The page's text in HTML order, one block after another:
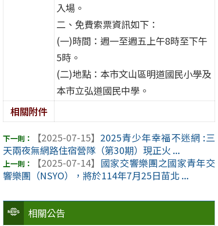
相關公告
入場。
二、免費索票資訊如下：
(一)時間：週一至週五上午8時至下午
5時。
(二)地點：本市文山區明道國民小學及
本市立弘道國民中學。
相關附件
【2025-07-15】 2025青少年幸福不迷網 :三
天兩夜無網路住宿營隊（第30期）現正火 ...
【2025-07-14】 國家交響樂團之國家青年交
響樂團（NSYO），將於114年7月25日苗北 ...